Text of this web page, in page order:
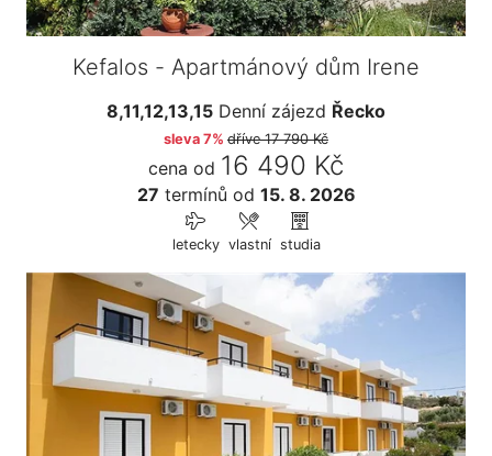
Kefalos - Apartmánový dům Irene
8,11,12,13,15 Denní zájezd Řecko
sleva 7% dříve17 790 Kč
cena od 16 490 Kč
27 termínů od 15. 8. 2026
letecky vlastní studia